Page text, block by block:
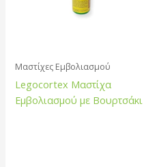
Μαστίχες Εμβολιασμού
Legocortex Μαστίχα
Εμβολιασμού με Βουρτσάκι